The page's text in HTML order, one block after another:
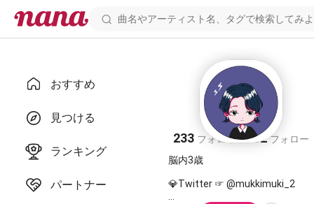
おすすめ
見つける
ランキング
パートナー
k͟i͟m͟🎧
233 フォロワー182 フォロー
脳内3歳
💎Twitter ☞ @mukkimuki_2